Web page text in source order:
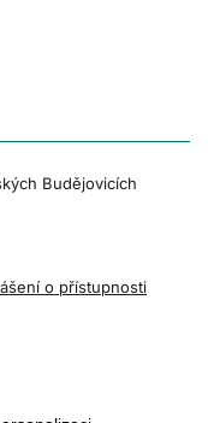
Budějovicích
o přístupnosti